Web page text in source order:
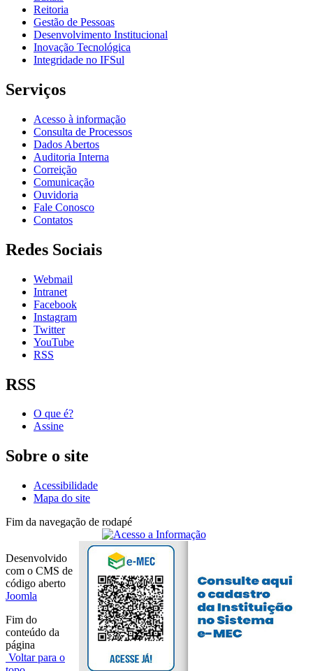
Reitoria
Gestão de Pessoas
Desenvolvimento Institucional
Inovação Tecnológica
Integridade no IFSul
Serviços
Acesso à informação
Consulta de Processos
Dados Abertos
Auditoria Interna
Correição
Comunicação
Ouvidoria
Fale Conosco
Contatos
Redes Sociais
Webmail
Intranet
Facebook
Instagram
Twitter
YouTube
RSS
RSS
O que é?
Assine
Sobre o site
Acessibilidade
Mapa do site
Fim da navegação de rodapé
Desenvolvido
com o CMS de
código aberto
Joomla
Fim do
conteúdo da
página
Voltar para o